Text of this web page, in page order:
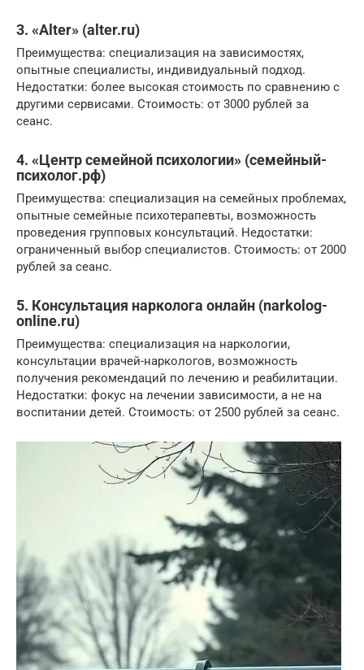
3. «Alter» (alter.ru)
Преимущества: специализация на зависимостях,
опытные специалисты, индивидуальный подход.
Недостатки: более высокая стоимость по сравнению с
другими сервисами. Стоимость: от 3000 рублей за
сеанс.
4. «Центр семейной психологии» (семейный-
психолог.рф)
Преимущества: специализация на семейных проблемах,
опытные семейные психотерапевты, возможность
проведения групповых консультаций. Недостатки:
ограниченный выбор специалистов. Стоимость: от 2000
рублей за сеанс.
5. Консультация нарколога онлайн (narkolog-
online.ru)
Преимущества: специализация на наркологии,
консультации врачей-наркологов, возможность
получения рекомендаций по лечению и реабилитации.
Недостатки: фокус на лечении зависимости, а не на
воспитании детей. Стоимость: от 2500 рублей за сеанс.